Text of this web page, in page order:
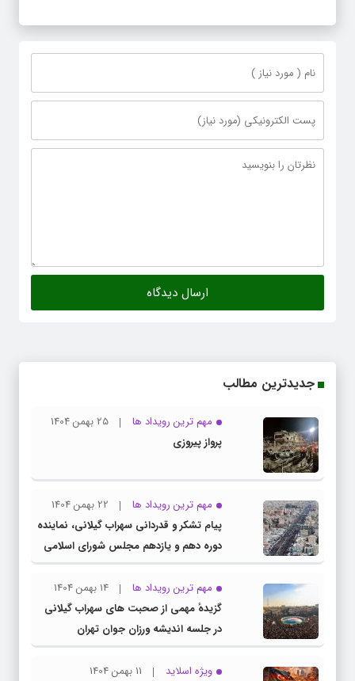
جدیدترین مطالب
مهم ترین رویداد ها
25 بهمن 1404
پرواز پیروزی
مهم ترین رویداد ها
22 بهمن 1404
پیام تشکر و قدردانی سهراب گیلانی، نماینده
دوره دهم و یازدهم مجلس شورای اسلامی
از حضور پرشور ملت بزرگ و سرافراز ایران در
راهپیمایی ۲۲ بهمن
مهم ترین رویداد ها
14 بهمن 1404
گزیدهٔ مهمی از صحبت های سهراب گیلانی
در جلسه اندیشه ورزان جوان تهران
ویژه اسلاید
11 بهمن 1404